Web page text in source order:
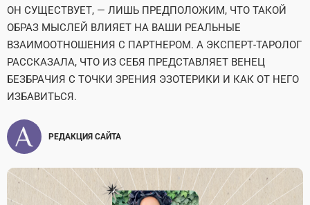
ОН СУЩЕСТВУЕТ, — ЛИШЬ ПРЕДПОЛОЖИМ, ЧТО ТАКОЙ
ОБРАЗ МЫСЛЕЙ ВЛИЯЕТ НА ВАШИ РЕАЛЬНЫЕ
ВЗАИМООТНОШЕНИЯ С ПАРТНЕРОМ. А ЭКСПЕРТ-ТАРОЛОГ
РАССКАЗАЛА, ЧТО ИЗ СЕБЯ ПРЕДСТАВЛЯЕТ ВЕНЕЦ
БЕЗБРАЧИЯ С ТОЧКИ ЗРЕНИЯ ЭЗОТЕРИКИ И КАК ОТ НЕГО
ИЗБАВИТЬСЯ.
РЕДАКЦИЯ САЙТА